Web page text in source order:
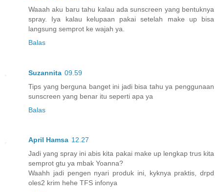
Waaah aku baru tahu kalau ada sunscreen yang bentuknya
spray. Iya kalau kelupaan pakai setelah make up bisa
langsung semprot ke wajah ya.
Balas
Suzannita 09.59
Tips yang berguna banget ini jadi bisa tahu ya penggunaan
sunscreen yang benar itu seperti apa ya
Balas
April Hamsa 12.27
Jadi yang spray ini abis kita pakai make up lengkap trus kita
semprot gtu ya mbak Yoanna?
Waahh jadi pengen nyari produk ini, kyknya praktis, drpd
oles2 krim hehe TFS infonya